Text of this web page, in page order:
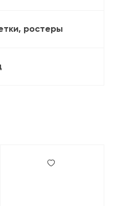
ростеры